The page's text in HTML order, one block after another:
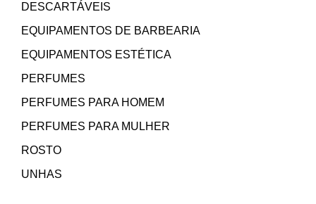
DESCARTÁVEIS
EQUIPAMENTOS DE BARBEARIA
EQUIPAMENTOS ESTÉTICA
PERFUMES
PERFUMES PARA HOMEM
PERFUMES PARA MULHER
ROSTO
UNHAS